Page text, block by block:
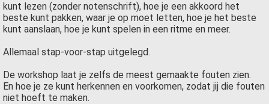
kunt lezen (zonder notenschrift), hoe je een akkoord het
beste kunt pakken, waar je op moet letten, hoe je het beste
kunt aanslaan, hoe je kunt spelen in een ritme en meer.
Allemaal stap-voor-stap uitgelegd.
De workshop laat je zelfs de meest gemaakte fouten zien.
En hoe je ze kunt herkennen en voorkomen, zodat jij die fouten
niet hoeft te maken.